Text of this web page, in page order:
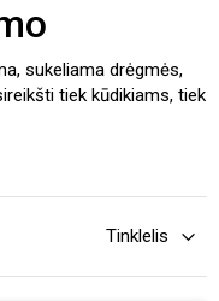
sukeliama drėgmės,
tiek kūdikiams, tiek
yra efektyvių